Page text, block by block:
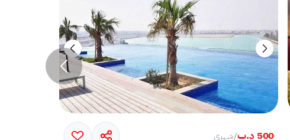
500 د.ب /شهري